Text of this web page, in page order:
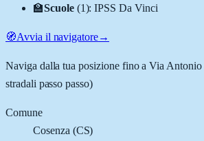
🏫Scuole (1):IPSS Da Vinci
🧭Avvia il navigatore→
Naviga dalla tua posizione fino aVia Antonio
stradali passo passo)
Comune
Cosenza (CS)